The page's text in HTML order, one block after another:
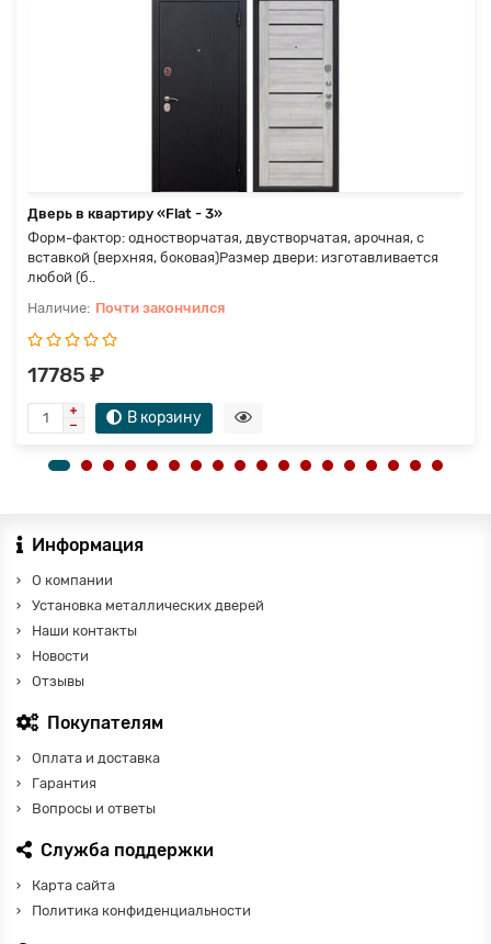
Дверь в квартиру «Flat - 3»
Форм-фактор: одностворчатая, двустворчатая, арочная, с
вставкой (верхняя, боковая)Размер двери: изготавливается
любой (б..
Почти закончился
17785 ₽
В корзину
Информация
О компании
Установка металлических дверей
Наши контакты
Новости
Отзывы
Покупателям
Оплата и доставка
Гарантия
Вопросы и ответы
Служба поддержки
Карта сайта
Политика конфиденциальности